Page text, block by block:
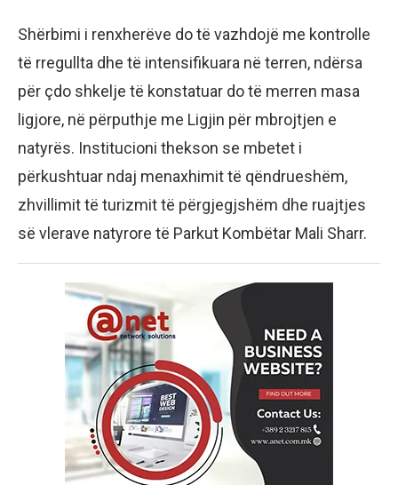
Shërbimi i renxherëve do të vazhdojë me kontrolle
të rregullta dhe të intensifikuara në terren, ndërsa
për çdo shkelje të konstatuar do të merren masa
ligjore, në përputhje me Ligjin për mbrojtjen e
natyrës. Institucioni thekson se mbetet i
përkushtuar ndaj menaxhimit të qëndrueshëm,
zhvillimit të turizmit të përgjegjshëm dhe ruajtjes
së vlerave natyrore të Parkut Kombëtar Mali Sharr.